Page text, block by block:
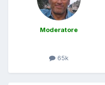
Moderatore
65k